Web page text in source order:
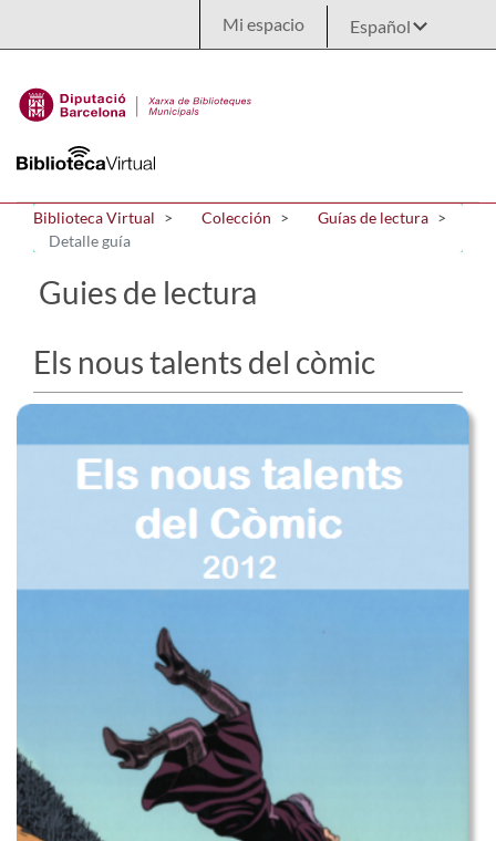
Mi espacio
Biblioteca Virtual Colección
Guías de lectura
Detalle guía
Guies de lectura
Els nous talents del còmic